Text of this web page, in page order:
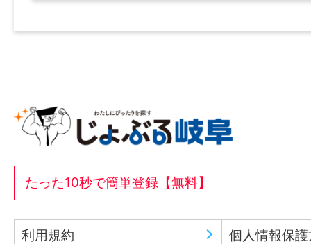
たった10秒で簡単登録【無料】
利用規約 個人情報保